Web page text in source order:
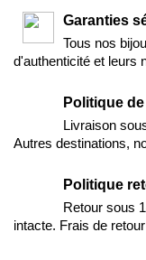
Garanties
Tous nos
d'authenticité et leurs
Politique
Livraison
Autres destinations,
Politique
Retour sous
intacte. Frais de